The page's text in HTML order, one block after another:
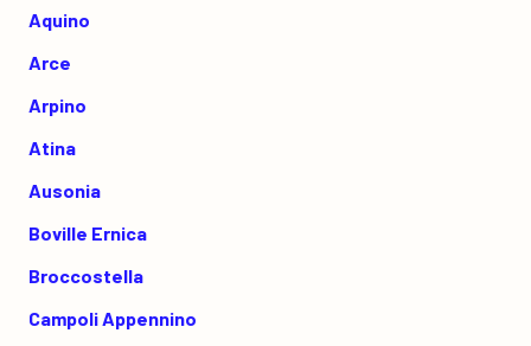
Aquino
Arce
Arpino
Atina
Ausonia
Boville Ernica
Broccostella
Campoli Appennino